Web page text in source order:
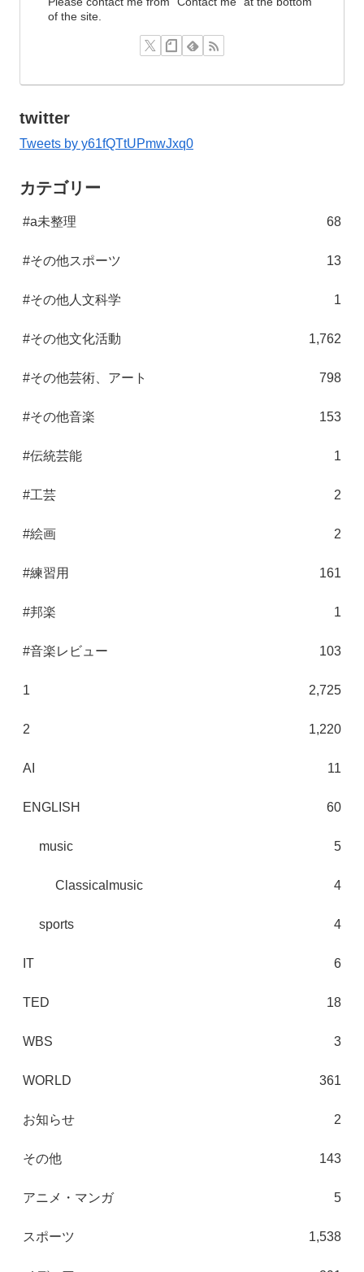
of the site.
twitter
Tweets by y61fQTtUPmwJxq0
カテゴリー
#a未整理 68
#その他スポーツ 13
#その他人文科学 1
#その他文化活動 1,762
#その他芸術、アート 798
#その他音楽 153
#伝統芸能 1
#工芸 2
#絵画 2
#練習用 161
#邦楽 1
#音楽レビュー 103
1 2,725
2 1,220
AI 11
ENGLISH 60
music 5
Classicalmusic 4
sports 4
IT 6
TED 18
WBS 3
WORLD 361
お知らせ 2
その他 143
アニメ・マンガ 5
スポーツ 1,538